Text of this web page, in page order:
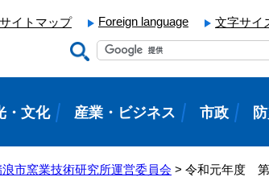
サイトマップ Foreign language 文字サイ
・文化 産業・ビジネス 市政
浪市窯業技術研究所運営委員会 > 令和元年度